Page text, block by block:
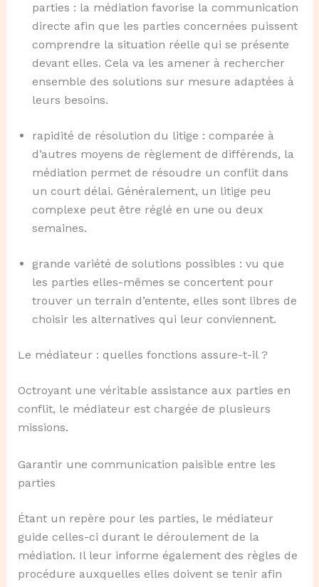
parties : la médiation favorise la communication
directe afin que les parties concernées puissent
comprendre la situation réelle qui se présente
devant elles. Cela va les amener à rechercher
ensemble des solutions sur mesure adaptées à
leurs besoins.
rapidité de résolution du litige : comparée à
d’autres moyens de règlement de différends, la
médiation permet de résoudre un conflit dans
un court délai. Généralement, un litige peu
complexe peut être réglé en une ou deux
semaines.
grande variété de solutions possibles : vu que
les parties elles-mêmes se concertent pour
trouver un terrain d’entente, elles sont libres de
choisir les alternatives qui leur conviennent.
Le médiateur : quelles fonctions assure-t-il ?
Octroyant une véritable assistance aux parties en
conflit, le médiateur est chargée de plusieurs
missions.
Garantir une communication paisible entre les
parties
Étant un repère pour les parties, le médiateur
guide celles-ci durant le déroulement de la
médiation. Il leur informe également des règles de
procédure auxquelles elles doivent se tenir afin